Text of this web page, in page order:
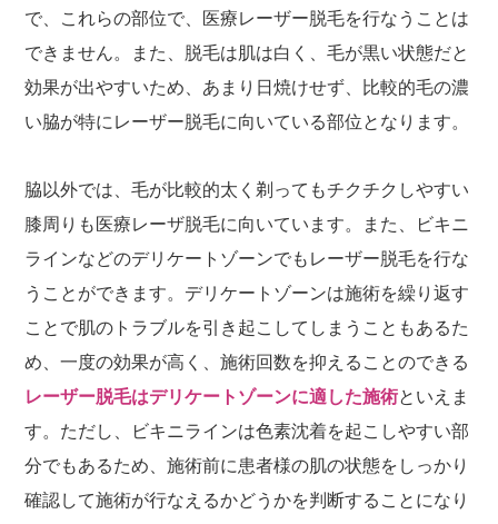
で、これらの部位で、医療レーザー脱毛を行なうことは
できません。また、脱毛は肌は白く、毛が黒い状態だと
効果が出やすいため、あまり日焼けせず、比較的毛の濃
い脇が特にレーザー脱毛に向いている部位となります。
脇以外では、毛が比較的太く剃ってもチクチクしやすい
膝周りも医療レーザ脱毛に向いています。また、ビキニ
ラインなどのデリケートゾーンでもレーザー脱毛を行な
うことができます。デリケートゾーンは施術を繰り返す
ことで肌のトラブルを引き起こしてしまうこともあるた
め、一度の効果が高く、施術回数を抑えることのできる
レーザー脱毛はデリケートゾーンに適した施術といえま
す。ただし、ビキニラインは色素沈着を起こしやすい部
分でもあるため、施術前に患者様の肌の状態をしっかり
確認して施術が行なえるかどうかを判断することになり